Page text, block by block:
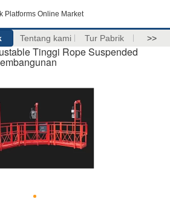
Platforms Online Market
Tentang kami Tur Pabrik >>
Tinggi Rope Suspended